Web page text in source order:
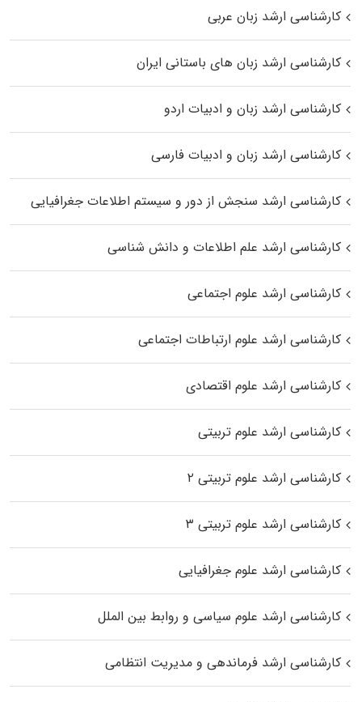
کارشناسی ارشد زبان عربی
کارشناسی ارشد زبان‌ های باستانی ایران
کارشناسی ارشد زبان و ادبیات اردو
کارشناسی ارشد زبان و ادبیات فارسی
کارشناسی ارشد سنجش از دور و سیستم اطلاعات جغرافیایی
کارشناسی ارشد علم اطلاعات و دانش شناسی
کارشناسی ارشد علوم اجتماعی
کارشناسی ارشد علوم ارتباطات اجتماعی
کارشناسی ارشد علوم اقتصادی
کارشناسی ارشد علوم تربیتی
کارشناسی ارشد علوم تربیتی ۲
کارشناسی ارشد علوم تربیتی ۳
کارشناسی ارشد علوم جغرافیایی
کارشناسی ارشد علوم سیاسی و روابط بین الملل
کارشناسی ارشد فرماندهی و مدیریت انتظامی